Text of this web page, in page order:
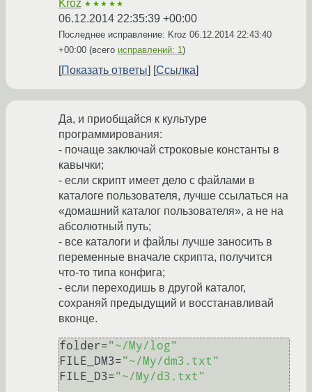
Kroz ★★★★★
06.12.2014 22:35:39 +00:00
Последнее исправление: Kroz 06.12.2014 22:43:40
+00:00 (всего исправлений: 1)
Показать ответы Ссылка
Да, и приобщайся к культуре
программирования:
- почаще заключай строковые константы в
кавычки;
- если скрипт имеет дело с файлами в
каталоге пользователя, лучше ссылаться на
«домашний каталог пользователя», а не на
абсолютный путь;
- все каталоги и файлы лучше заносить в
переменные вначале скрипта, получится
что-то типа конфига;
- если переходишь в другой каталог,
сохраняй предыдущий и восстанавливай
вконце.
folder="~/My/log"
FILE_DM3="~/My/dm3.txt"
FILE_D3="~/My/d3.txt"